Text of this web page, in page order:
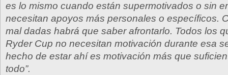
es lo mismo cuando están supermotivados o sin
necesitan apoyos más personales o específicos.
mal dadas habrá que saber afrontarlo. Todos los
Ryder Cup no necesitan motivación durante esa
hecho de estar ahí es motivación más que
todo”.